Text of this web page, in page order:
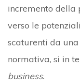
incremento della
verso le
scaturenti da
normativa, si in
business.